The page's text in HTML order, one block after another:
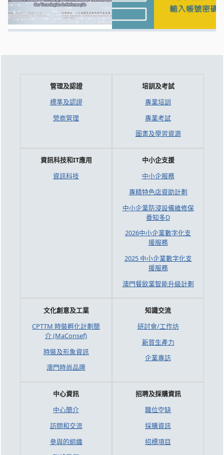
管理及認證
標準及認證
營商管理
培訓及考試
專業培訓
專業考試
圖書及學習資源
資訊科技和IT應用
資訊科技
中小企支援
中小企服務
專精特色店資助計劃
中小企業防浸設備維修保
養知多D
2026中小企業數字化支
援服務
2025 中小企業數字化支
援服務
澳門餐飲業智能升級計劃
文化創意及工業
CPTTM 時裝孵化計劃簡
介 (MaConsef)
時裝及形象資訊
澳門時尚品牌
知識交流
研討會/工作坊
新質生產力
企業專訪
中心資訊
中心簡介
訪問和交流
參與的組織
招聘及採購資訊
職位空缺
採購資訊
招標項目